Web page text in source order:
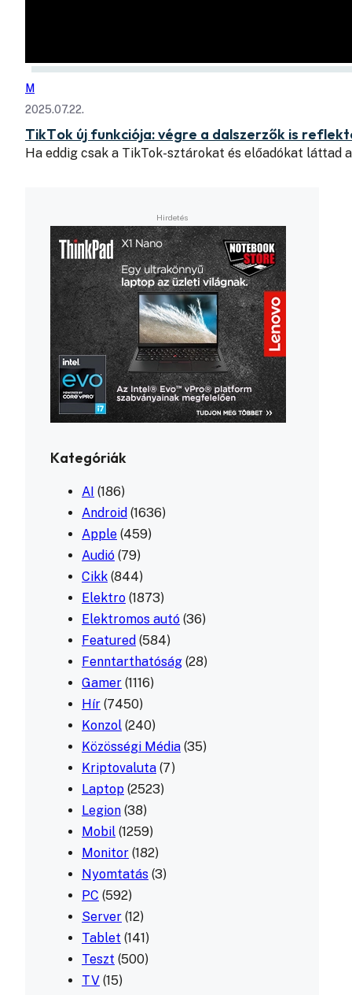
M
2025.07.22.
TikTok új funkciója: végre a dalszerzők is
Ha eddig csak a TikTok-sztárokat és előadókat láttad
Kategóriák
AI (186)
Android (1636)
Apple (459)
Audió (79)
Cikk (844)
Elektro (1873)
Elektromos autó (36)
Featured (584)
Fenntarthatóság (28)
Gamer (1116)
Hír (7450)
Konzol (240)
Közösségi Média (35)
Kriptovaluta (7)
Laptop (2523)
Legion (38)
Mobil (1259)
Monitor (182)
Nyomtatás (3)
PC (592)
Server (12)
Tablet (141)
Teszt (500)
TV (15)